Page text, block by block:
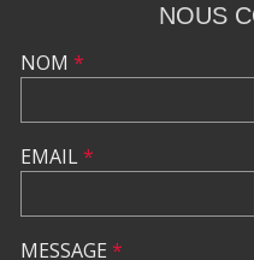
NOUS
NOM *
EMAIL*
MESSAGE *